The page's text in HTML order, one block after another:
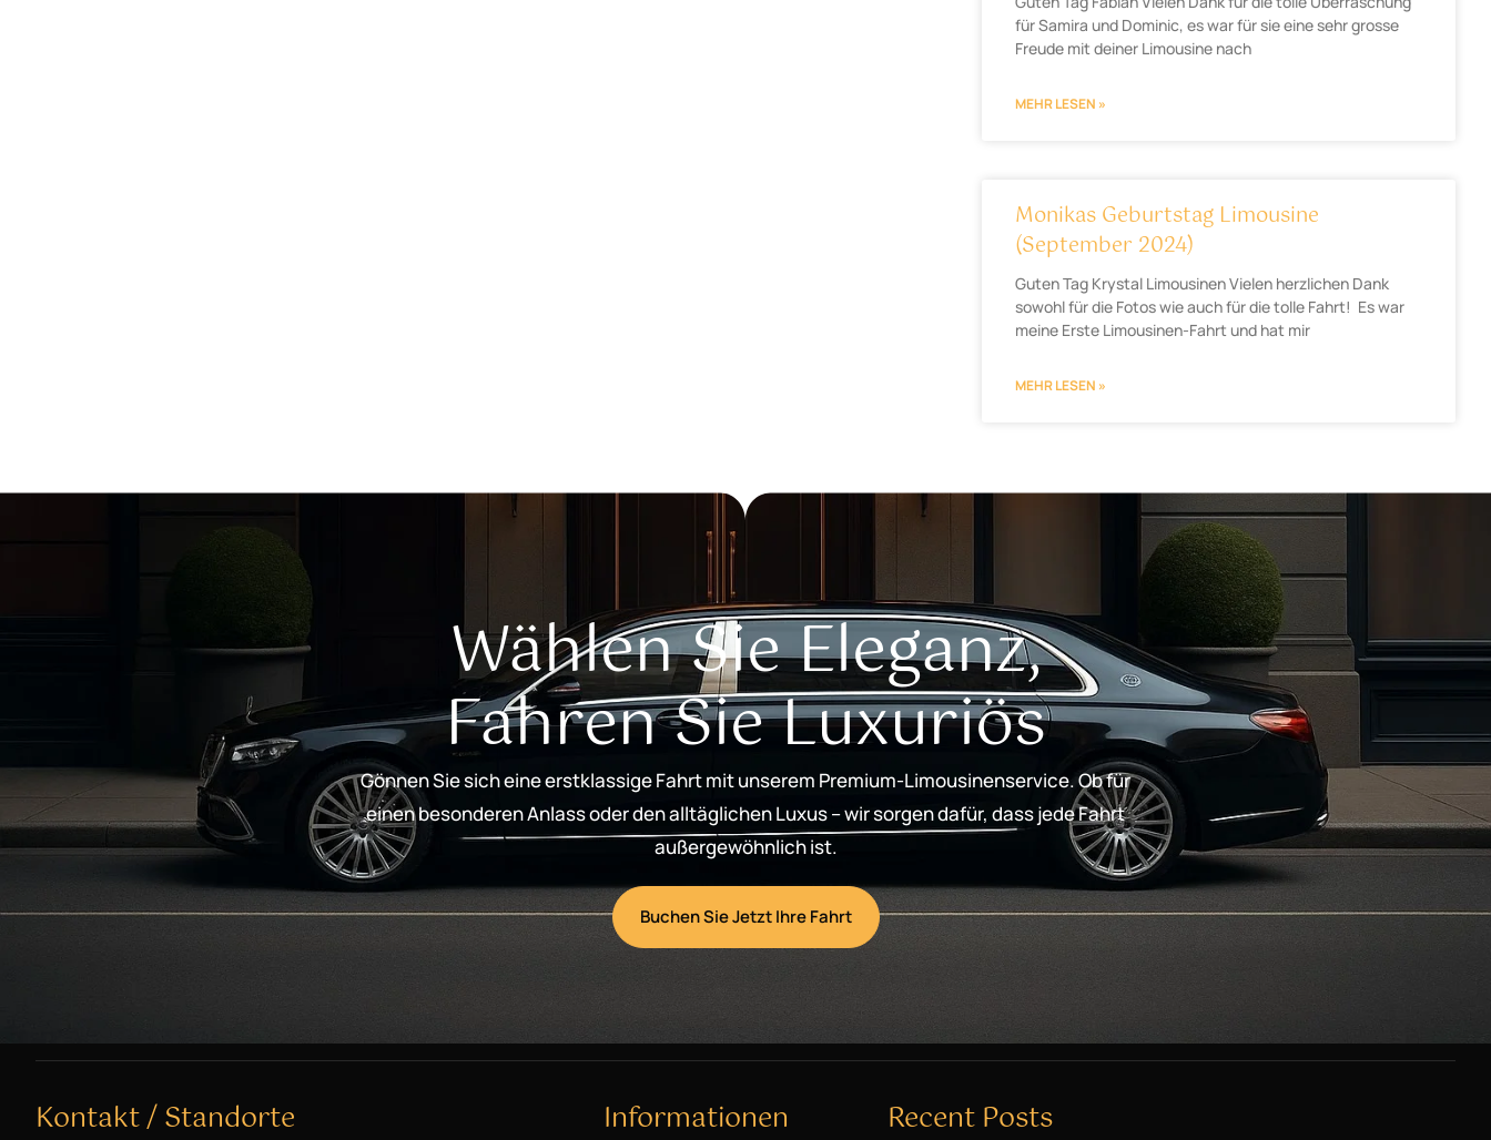
für Samira und Dominic, es war für sie eine sehr grosse
Freude mit deiner Limousine nach
MEHR LESEN »
Monikas Geburtstag Limousine
(September 2024)
Guten Tag Krystal Limousinen Vielen herzlichen Dank
sowohl für die Fotos wie auch für die tolle Fahrt! Es war
meine Erste Limousinen-Fahrt und hat mir
MEHR LESEN »
Wählen Sie Eleganz,
Fahren Sie Luxuriös
Gönnen Sie sich eine erstklassige Fahrt mit unserem Premium-Limousinenservice. Ob für
einen besonderen Anlass oder den alltäglichen Luxus – wir sorgen dafür, dass jede Fahrt
außergewöhnlich ist.
Buchen Sie Jetzt Ihre Fahrt
Kontakt / Standorte Informationen Recent Posts